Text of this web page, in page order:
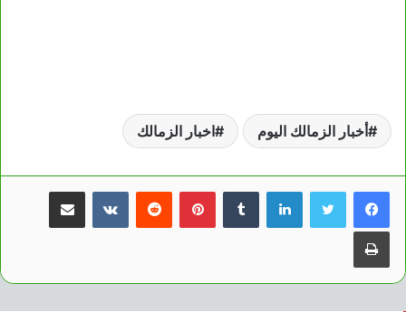
أخبار الزمالك اليوم اخبار الزمالك
لينكدإن بينتيريست مشاركة عبر البريد
طباعة